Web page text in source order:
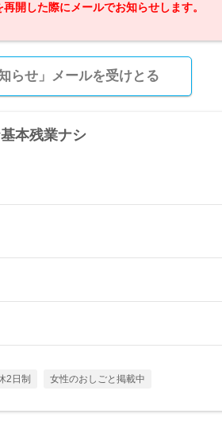
開した際にメールでお知らせします。
らせ」メールを受けとる
本残業ナシ
2日制 女性のおしごと掲載中